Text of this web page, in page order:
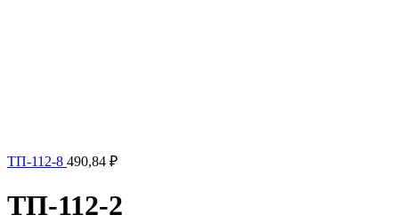
ТП-112-8 490,84 ₽
ТП-112-2